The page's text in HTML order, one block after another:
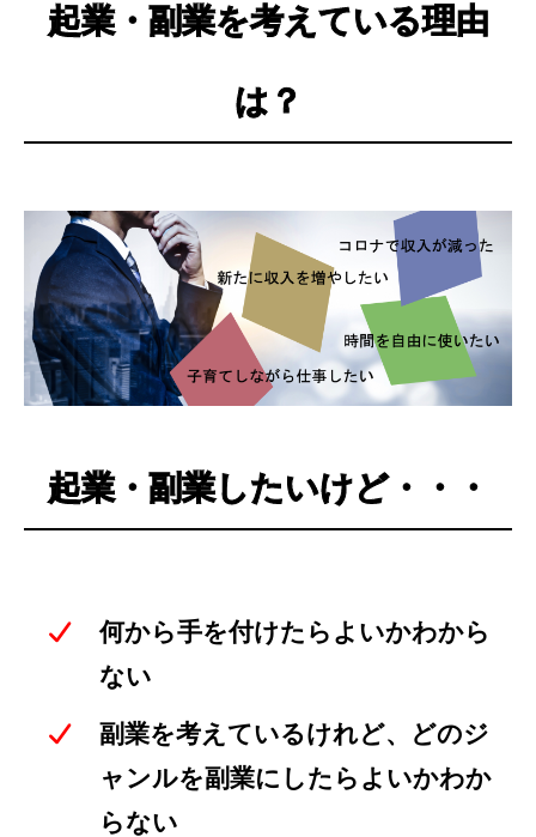
起業・副業を考えている理由
は？
起業・副業したいけど・・・
何から手を付けたらよいかわから
ない
副業を考えているけれど、どのジ
ャンルを副業にしたらよいかわか
らない